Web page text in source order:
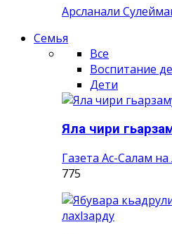
Арсланали
Семья
Все
Воспитание
Дети
Яла чири
Газета Ас-Салам на
775